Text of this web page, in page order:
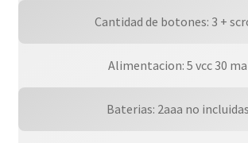
Cantidad de botones: 3 +
Alimentacion: 5 vcc 30 ma
Baterias: 2aaa no incluidas